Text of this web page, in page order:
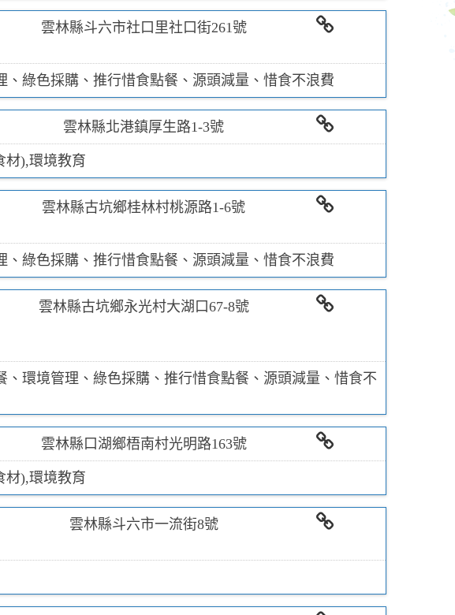
雲林縣斗六市社口里社口街261號
、綠色採購、推行惜食點餐、源頭減量、惜食不浪費
雲林縣北港鎮厚生路1-3號
相關連結
材),環境教育
雲林縣古坑鄉桂林村桃源路1-6號
、綠色採購、推行惜食點餐、源頭減量、惜食不浪費
雲林縣古坑鄉永光村大湖口67-8號
、環境管理、綠色採購、推行惜食點餐、源頭減量、惜食不
雲林縣口湖鄉梧南村光明路163號
相關連結
材),環境教育
雲林縣斗六市一流街8號